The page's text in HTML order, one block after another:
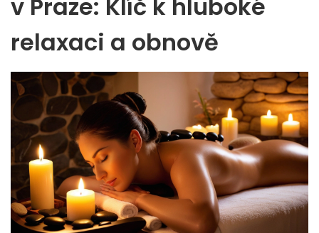
v Praze: Klíč k hluboké
relaxaci a obnově